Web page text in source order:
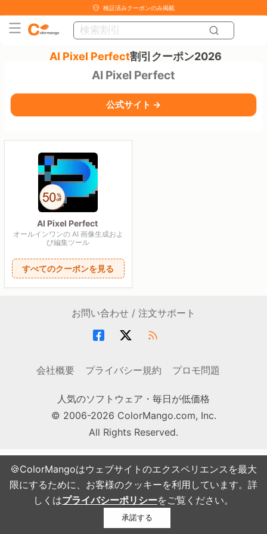
🍪ColorMangoはウェブサイトのエクスペリエンスを最大
限にするために、お客様のクッキーを利用しています。詳
しくはプライバシーポリシーをご覧ください。
承諾する
検証済みクーポンのみ掲載
AI Pixel Perfect割引クーポン2026
AI Pixel Perfect
公式サイト →
AI Pixel Perfect
オールインワンの AI 画像生成およ
び編集ツール
すべてのクーポンを見る
お問い合わせ / 注文サポート
会社概要 プライバシー規約 プロモ問題
人気のソフトウェア・毎日が低価格
© 2006-2026 ColorMango.com, Inc.
All Rights Reserved.